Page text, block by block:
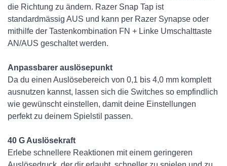
die Richtung zu ändern. Razer Snap Tap ist
standardmässig AUS und kann per Razer Synapse oder
mithilfe der Tastenkombination FN + Linke Umschalttaste
AN/AUS geschaltet werden.
Anpassbarer auslösepunkt
Da du einen Auslösebereich von 0,1 bis 4,0 mm komplett
ausnutzen kannst, lassen sich die Switches so empfindlich
wie gewünscht einstellen, damit deine Einstellungen
perfekt zu deinem Spielstil passen.
40 G Auslösekraft
Erlebe schnellere Reaktionen mit einem geringeren